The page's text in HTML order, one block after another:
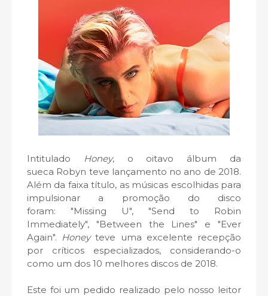
Intitulado Honey, o oitavo álbum da
sueca Robyn teve lançamento no ano de 2018.
Além da faixa título, as músicas escolhidas para
impulsionar a promoção do disco
foram: "Missing U", "Send to Robin
Immediately", "Between the Lines" e "Ever
Again". Honeyteve uma excelente recepção
por críticos especializados, considerando-o
como um dos 10 melhores discos de 2018.
Este foi um pedido realizado pelo nosso leitor